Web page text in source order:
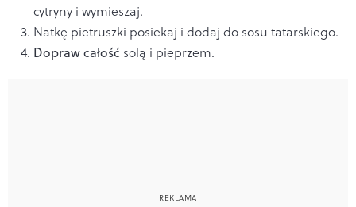
cytryny i wymieszaj.
Natkę pietruszki posiekaj i dodaj do sosu tatarskiego.
Dopraw całość solą i pieprzem.